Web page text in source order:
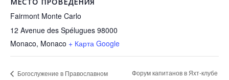
Fairmont Monte Carlo
12 Avenue des Spélugues 98000
Monaco, Monaco + Карта Google
Богослужение в Православном
Форум капитанов в Яхт-клубе